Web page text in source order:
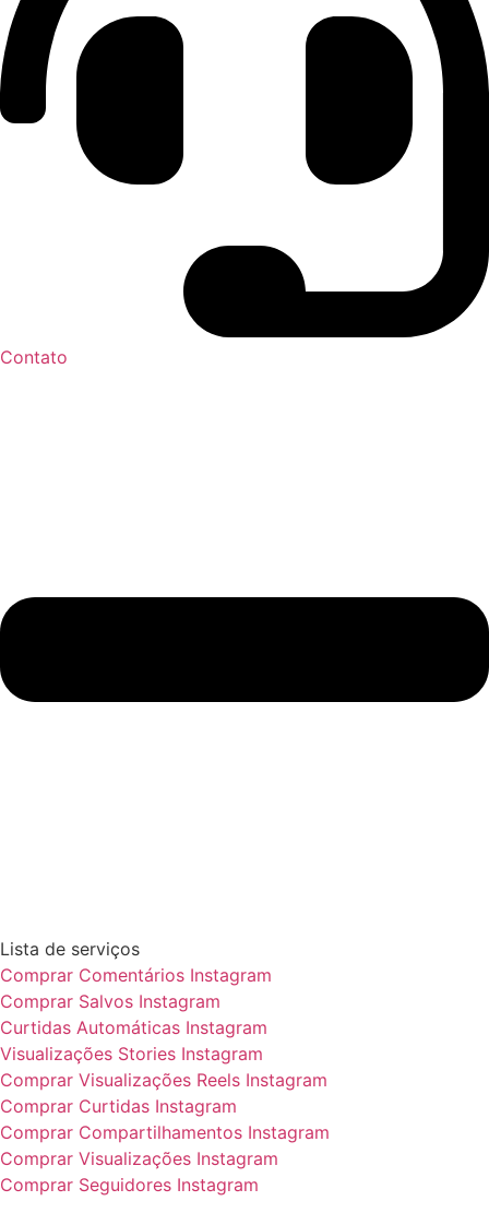
Contato
Lista de serviços
Comprar Comentários Instagram
Comprar Salvos Instagram
Curtidas Automáticas Instagram
Visualizações Stories Instagram
Comprar Visualizações Reels Instagram
Comprar Curtidas Instagram
Comprar Compartilhamentos Instagram
Comprar Visualizações Instagram
Comprar Seguidores Instagram